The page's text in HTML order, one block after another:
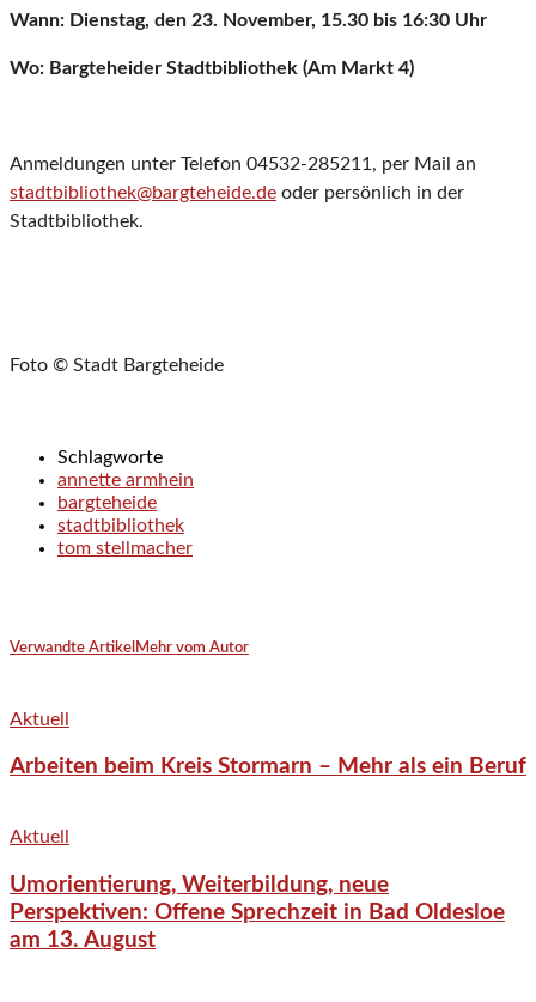
Wann: Dienstag, den 23. November, 15.30 bis 16:30 Uhr
Wo: Bargteheider Stadtbibliothek (Am Markt 4)
Anmeldungen unter Telefon 04532-285211, per Mail an
stadtbibliothek@bargteheide.de oder persönlich in der
Stadtbibliothek.
Foto © Stadt Bargteheide
Schlagworte
annette armhein
bargteheide
stadtbibliothek
tom stellmacher
Verwandte Artikel Mehr vom Autor
Aktuell
Arbeiten beim Kreis Stormarn – Mehr als ein Beruf
Aktuell
Umorientierung, Weiterbildung, neue
Perspektiven: Offene Sprechzeit in Bad Oldesloe
am 13. August